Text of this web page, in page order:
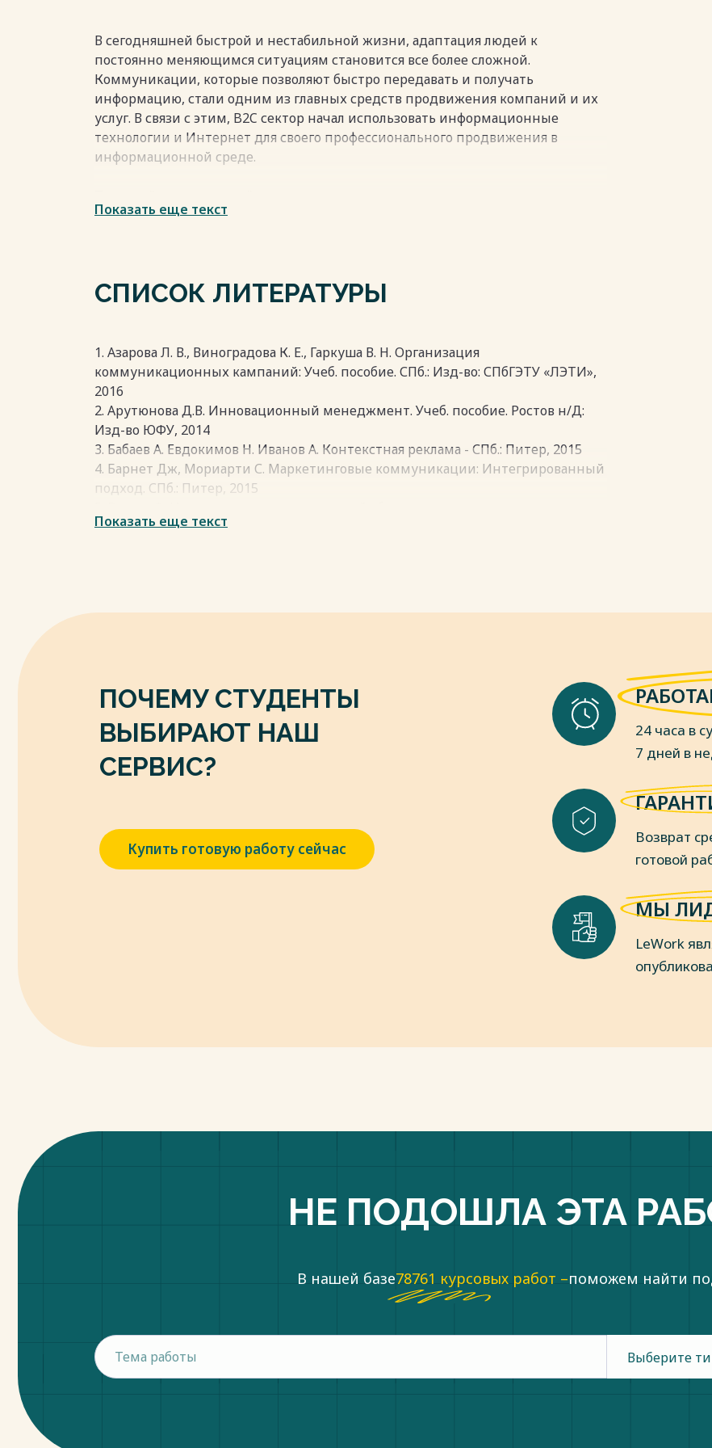
Весь текст будет доступенпосле покупки
В сегодняшней быстрой и нестабильной жизни, адаптация людей к
постоянно меняющимся ситуациям становится все более сложной.
Коммуникации, которые позволяют быстро передавать и получать
информацию, стали одним из главных средств продвижения компаний и их
услуг. В связи с этим, B2C сектор начал использовать информационные
технологии и Интернет для своего профессионального продвижения в
информационной среде.
областях науки, таких как маркетинг, коммуникации и социальная
Есть также концепция коммуникаций в маркетинге, которая включает
Весь текст будет доступенпосле покупки
Показать еще текст
СПИСОК ЛИТЕРАТУРЫ
1. Азарова Л. В., Виноградова К. Е., Гаркуша В. Н. Организация
коммуникационных кампаний: Учеб. пособие. СПб.: Изд-во: СПбГЭТУ «ЛЭТИ»,
2016
2. Арутюнова Д.В. Инновационный менеджмент. Учеб. пособие. Ростов н/Д:
Изд-во ЮФУ, 2014
3. Бабаев А. Евдокимов Н. Иванов А. Контекстная реклама - СПб.: Питер, 2015
4. Барнет Дж, Мориарти С. Маркетинговые коммуникации: Интегрированный
подход. СПб.: Питер, 2015
инструментов. М.: Эксмо, 2012
Показать еще текст
ПОЧЕМУ СТУДЕНТЫ
ВЫБИРАЮТ НАШ
СЕРВИС?
Купить готовую работу сейчас
24 часа в
7 дней в
Возврат
готовой
МЫ
LeWork
НЕ ПОДОШЛА ЭТА
В нашей базе78761 курсовых работ –поможем найти
Выберите